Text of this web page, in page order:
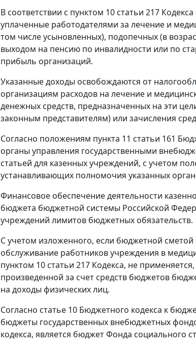
В соответствии с пунктом 10 статьи 217
уплаченные работодателями за лечение и
том числе усыновленных), подопечных (в
выходом на пенсию по инвалидности или по
прибыль организаций.
Указанные доходы освобождаются от
организациям расходов на лечение и
денежных средств, предназначенных на эти
законным представителям) или зачисления
Согласно положениям пункта 11 статьи 161
органы управления государственными
статьей для казенных учреждений, с учетом
устанавливающих полномочия указанных
Финансовое обеспечение деятельности
бюджета бюджетной системы Российской
учреждений лимитов бюджетных обязательств.
С учетом изложенного, если бюджетной
обслуживание работников учреждения в
пунктом 10 статьи 217 Кодекса, не
произведенной за счет средств бюджетов
на доходы физических лиц.
Согласно статье 10 Бюджетного кодекса к
бюджеты государственных внебюджетных
кодекса, является бюджет Фонда социального